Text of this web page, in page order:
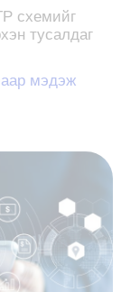
схемийг
тусалдаг
мэдэж